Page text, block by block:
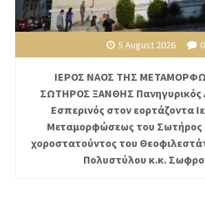
5 August 2026 0
ΙΕΡΟΣ ΝΑΟΣ ΤΗΣ
ΣΩΤΗΡΟΣ ΞΑΝΘΗΣ Πανηγυρικός
Εσπερινός στον εορτάζοντα
Μεταμορφώσεως του Σωτήρος
χοροστατούντος του
Πολυστύλου κ.κ.